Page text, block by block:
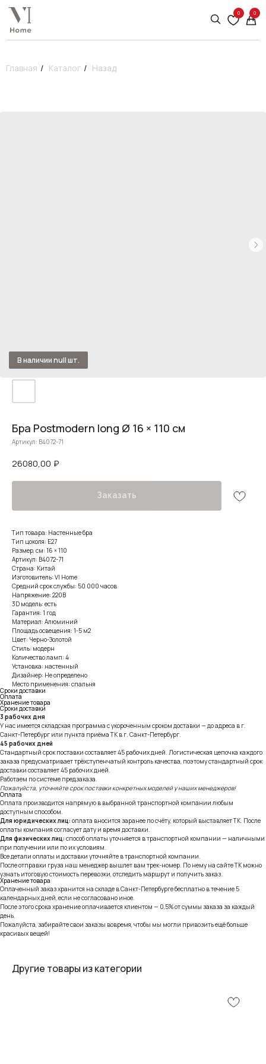
0 0
Главная / Каталог / Назад
Бра Postmodern long Ø 16 × 110 см
Артикул: B4072-71
26080,00 ₽
Заказать
Тип товара: Настенные бра
Тип цоколя: E27
Размер, см: 16 × 110
Артикул: B4072-71
Страна: Китай
Изготовитель: VI Home
Средний срок службы: 50 000 часов
Напряжение: 220В
3D модель: есть
Гарантия: 1 год
Материал: Алюминий
Площадь освещения: 1-5 м2
Цвет: Черно-Золотой
Стиль: модерн
Количество ламп: 4
Установка: настенный
Дизайнер: Не определено
Место применения: спальня
Сроки доставки
Оплата
Хранение товара
Сроки доставки
3 рабочих дня
У нас имеется складская программа с укороченным сроком доставки — до адреса в г.
Санкт-Петербург или пункта приёма ТК в г. Санкт-Петербург.
45 рабочих дней
Стандартный срок поставки составляет 45 рабочих дней. Логистическая цепочка каждого
заказа предусматривает трёхступенчатый контроль качества, поэтому стандартный срок
доставки составляет 45 рабочих дней.
Работаем по системе предзаказа.
Пожалуйста, уточняйте срок поставки конкретных моделей у наших менеджеров!
Оплата
Оплата производится напрямую в выбранной транспортной компании любым
доступным способом.
Для юридических лиц: оплата вносится заранее по счёту, который выставляет ТК. После
оплаты компания согласует дату и время доставки.
Для физических лиц: способ оплаты уточняется в транспортной компании — наличными
при получении или по их условиям.
Все детали оплаты и доставки уточняйте в транспортной компании.
После отправки груза наш менеджер вышлет вам трек-номер. По нему на сайте ТК можно
узнать итоговую стоимость перевозки, отследить маршрут и получить заказ.
Хранение товара
Оплаченный заказ хранится на складе в Санкт-Петербурге бесплатно в течение 5
календарных дней, если не согласовано иное.
После этого срока хранение оплачивается клиентом — 0,5% от суммы заказа за каждый
день.
Пожалуйста, забирайте свои заказы вовремя, чтобы мы могли привозить ещё больше
красивых вещей!
Другие товары из категории